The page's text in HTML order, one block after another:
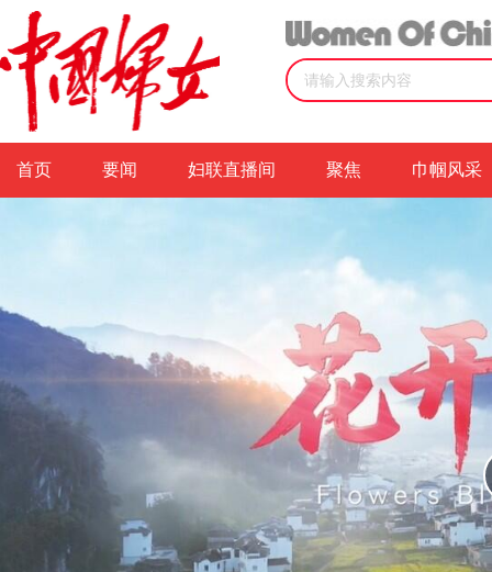
首页 要闻 妇联直播间 聚焦 巾帼风采
首页 视频 视频详情